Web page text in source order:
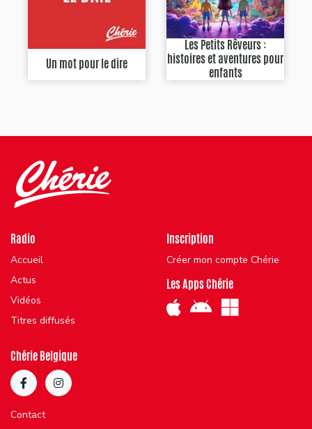
Un mot pour le dire
Les Petits Rêveurs :
histoires et aventures pour
enfants
Radio
Accueil
Actus
Vidéos
Titres diffusés
Inscription
Créer mon compte Chérie
Les Apps Chérie
Chérie Belgique
Contact